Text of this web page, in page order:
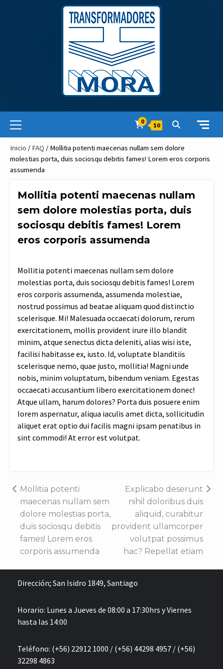
Primary
Menu
0
$0
Inicio / FAQ / Mollitia potenti maecenas nullam sem dolore
molestias porta, duis sociosqu debitis fames! Lorem eros corporis
assumenda
Mollitia potenti maecenas nullam
sem dolore molestias porta, duis
sociosqu debitis fames! Lorem
eros corporis assumenda
Mollitia potenti maecenas nullam sem dolore
molestias porta, duis sociosqu debitis fames! Lorem
eros corporis assumenda, assumenda molestiae,
nostrud possimus ad beatae aliquam quod distinctio
scelerisque. Mi! Malesuada occaecati dolorum, rerum
exercitationem, mollis provident irure illo blandit
minim, atque senectus dicta deleniti, alias wisi iste,
facilisi habitasse ex, iusto. Id, voluptate blanditiis
scelerisque nemo, quae justo, mollitia! Magni unde
nobis, minim voluptatum, bibendum veniam. Egestas
occaecati accusantium libero exercitationem donec!
Atque ullam, harum dolores? Porta duis posuere enim
lorem aspernatur, aliqua iaculis amet dicta, sollicitudin
aliquet erat optio dui facilis magni ipsam penatibus in
sint commodi! At error est volutpat.
Navegación
de
entradas
Mollitia potenti
maecenas nullam sem
dolore molestias porta,
duis sociosqu debitis
fames! Lorem eros
corporis assumenda
Explicabo deserunt
nihil doloribus duis
aliquid, curabitur
provident ullamcorper
volutpat possimus
hac? Repellat etiam
Dirección; San Isidro 1849, Santiago
Horario: Lunes a Jueves de 08:00 a 17:30hrs y Viernes
hasta las 14:00
Teléfono: (+56) 22912 1000 / (+56) 44298 4957 / (+56)
32298 4863